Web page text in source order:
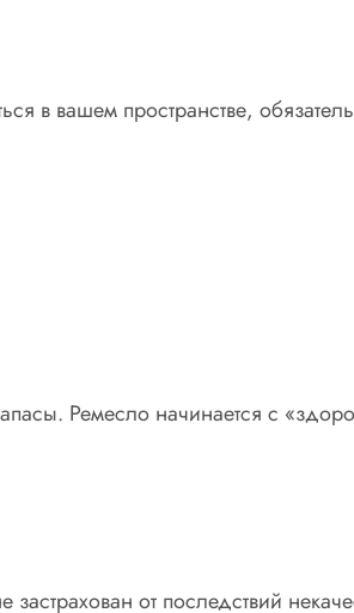
в вашем пространстве,
Ремесло начинается с
от последствий